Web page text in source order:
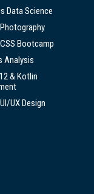
Data Science
Bootcamp
Analysis
& Kotlin
UX Design